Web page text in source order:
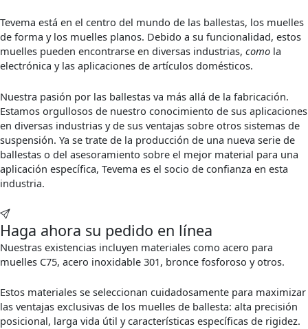
Tevema está en el centro del mundo de las ballestas, los muelles
de forma y los muelles planos. Debido a su funcionalidad, estos
muelles pueden encontrarse en diversas industrias, como la
electrónica y las aplicaciones de artículos domésticos.
Nuestra pasión por las ballestas va más allá de la fabricación.
Estamos orgullosos de nuestro conocimiento de sus aplicaciones
en diversas industrias y de sus ventajas sobre otros sistemas de
suspensión. Ya se trate de la producción de una nueva serie de
ballestas o del asesoramiento sobre el mejor material para una
aplicación específica, Tevema es el socio de confianza en esta
industria.
Haga ahora su pedido en línea
Nuestras existencias incluyen materiales como acero para
muelles C75, acero inoxidable 301, bronce fosforoso y otros.
Estos materiales se seleccionan cuidadosamente para maximizar
las ventajas exclusivas de los muelles de ballesta: alta precisión
posicional, larga vida útil y características específicas de rigidez.